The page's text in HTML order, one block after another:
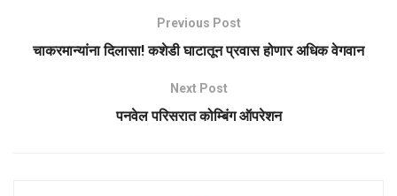
Previous Post
चाकरमान्यांना दिलासा! कशेडी घाटातून प्रवास होणार अधिक वेगवान
Next Post
पनवेल परिसरात कोम्बिंग ऑपरेशन